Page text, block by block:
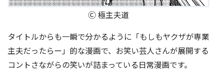
Ⓒ 極主夫道
タイトルからも一瞬で分かるように「もしもヤクザが専業
主夫だったらー」的な漫画で、お笑い芸人さんが展開する
コントさながらの笑いが詰まっている日常漫画です。